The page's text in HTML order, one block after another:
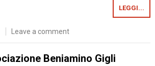
LEGGI...
Leave a comment
Beniamino Gigli